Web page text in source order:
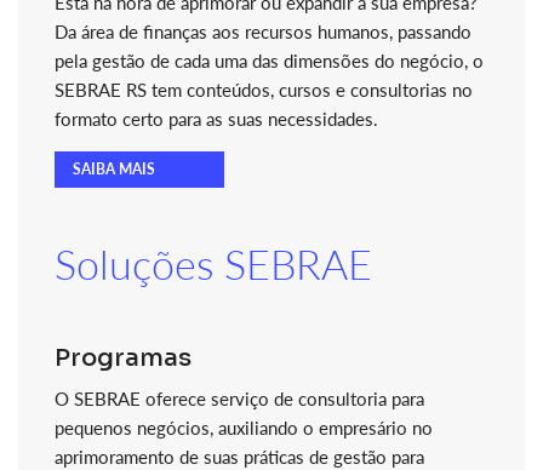
Da área de finanças aos recursos humanos, passando
pela gestão de cada uma das dimensões do negócio, o
SEBRAE RS tem conteúdos, cursos e consultorias no
formato certo para as suas necessidades.
SAIBA MAIS
Soluções SEBRAE
Programas
O SEBRAE oferece serviço de consultoria para
pequenos negócios, auxiliando o empresário no
aprimoramento de suas práticas de gestão para